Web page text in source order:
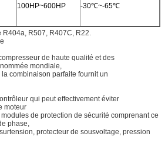
100HP~600HP -30℃~-65℃
R507, R407C, R22.
de haute qualité et des
mondiale,
combinaison parfaite fournit un
qui peut effectivement éviter
moteur
de protection de sécurité comprenant ce
phase,
protecteur de sousvoltage, pression